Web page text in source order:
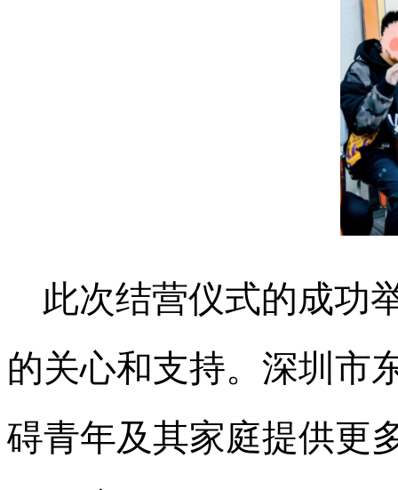
此次结营仪式的成功
的关心和支持。深圳市
碍青年及其家庭提供更